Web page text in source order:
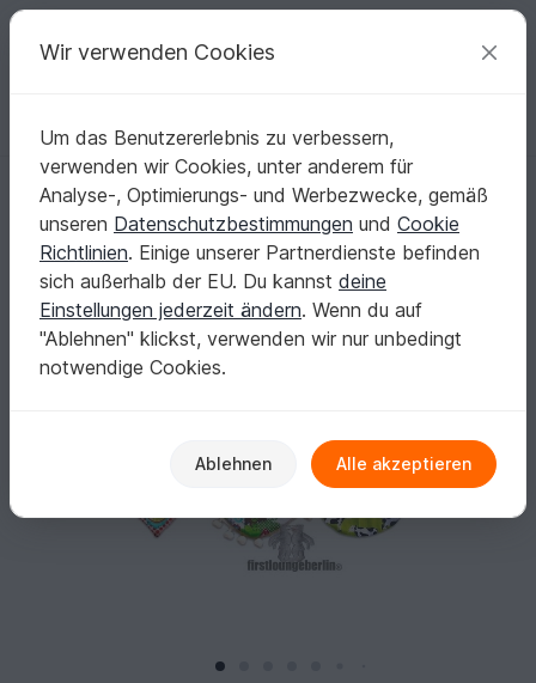
Deine kreativen Ideen
Deutsch | € (EUR) einloggen Kostenlos registrieren
Startseite Nähen Kinder Schals & Halstücher
Wendehalstuch in 6 Größen für die ganze Familie Schnittmuster &
Wendehalstuch in 6 Größen für die ganze
Familie Schnittmuster & Nähanleitung - DIY
Design von firstloungeberlin
Wir verwenden Cookies
Um das Benutzererlebnis zu verbessern,
verwenden wir Cookies, unter anderem für
Analyse-, Optimierungs- und Werbezwecke, gemäß
unseren Datenschutzbestimmungen und Cookie
Richtlinien. Einige unserer Partnerdienste befinden
sich außerhalb der EU. Du kannst deine
Einstellungen jederzeit ändern. Wenn du auf
"Ablehnen" klickst, verwenden wir nur unbedingt
notwendige Cookies.
Ablehnen Alle akzeptieren